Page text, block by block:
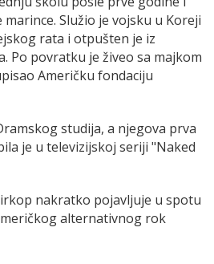
Služio je vojsku u Koreji
rata i otpušten je iz
Po povratku je živeo sa majkom
Američku fondaciju
studija, a njegova prva
je u televizijskoj seriji "Naked
nakratko pojavljuje u spotu
alternativnog rok